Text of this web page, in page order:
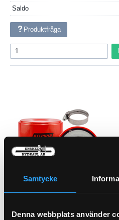
Samtycke
Denna webbplats använder
Saldo
Produktfråga
Andingsfilter
21-5700
Pris exkl. 299.00